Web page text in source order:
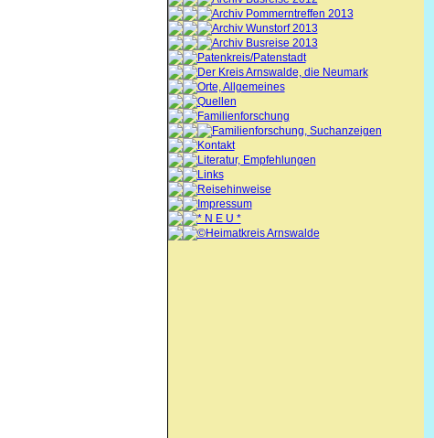
Archiv Pommerntreffen 2013
Archiv Wunstorf 2013
Archiv Busreise 2013
Patenkreis/Patenstadt
Der Kreis Arnswalde, die Neumark
Orte, Allgemeines
Quellen
Familienforschung
Familienforschung, Suchanzeigen
Kontakt
Literatur, Empfehlungen
Links
Reisehinweise
Impressum
* N E U *
©Heimatkreis Arnswalde